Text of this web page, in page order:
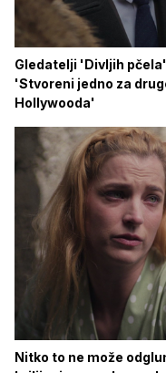
Gledatelji 'Divljih
'Stvoreni jedno za
Hollywooda'
Nitko to ne može